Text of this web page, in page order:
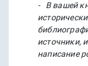
- В вашей
источники,
написание